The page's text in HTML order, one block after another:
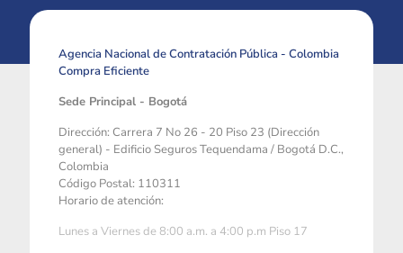
Agencia Nacional de Contratación Pública - Colombia
Compra Eficiente
Sede Principal - Bogotá
Dirección: Carrera 7 No 26 - 20 Piso 23 (Dirección
general) - Edificio Seguros Tequendama / Bogotá D.C.,
Colombia
Código Postal: 110311
Horario de atención:
Lunes a Viernes de 8:00 a.m. a 4:00 p.m Piso 17